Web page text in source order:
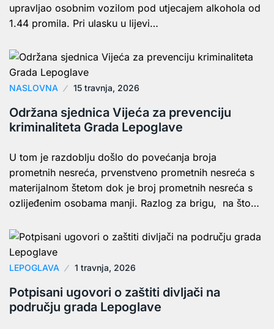
upravljao osobnim vozilom pod utjecajem alkohola od
1.44 promila. Pri ulasku u lijevi…
NASLOVNA 15 travnja, 2026
Održana sjednica Vijeća za prevenciju
kriminaliteta Grada Lepoglave
U tom je razdoblju došlo do povećanja broja
prometnih nesreća, prvenstveno prometnih nesreća s
materijalnom štetom dok je broj prometnih nesreća s
ozlijeđenim osobama manji. Razlog za brigu, na što…
LEPOGLAVA 1 travnja, 2026
Potpisani ugovori o zaštiti divljači na
području grada Lepoglave